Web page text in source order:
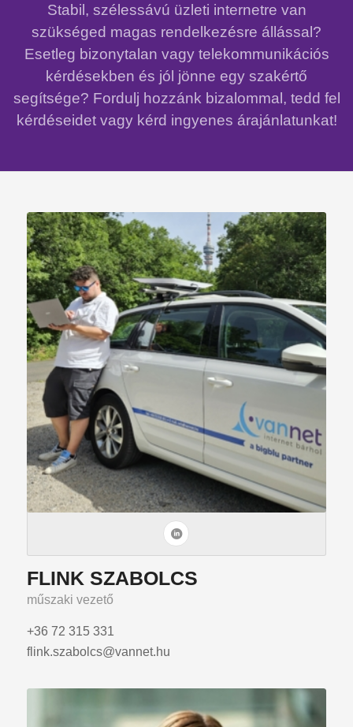
Stabil, szélessávú üzleti internetre van
szükséged magas rendelkezésre állással?
Esetleg bizonytalan vagy telekommunikációs
kérdésekben és jól jönne egy szakértő
segítsége? Fordulj hozzánk bizalommal, tedd fel
kérdéseidet vagy kérd ingyenes árajánlatunkat!
FLINK SZABOLCS
műszaki vezető
+36 72 315 331
flink.szabolcs@vannet.hu